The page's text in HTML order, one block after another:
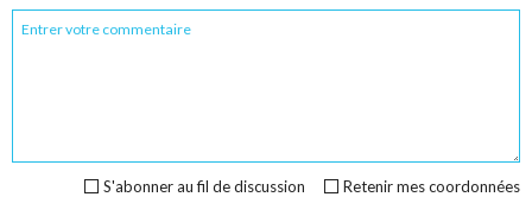
Retenir mes coordonnées
S'abonner au fil de discussion